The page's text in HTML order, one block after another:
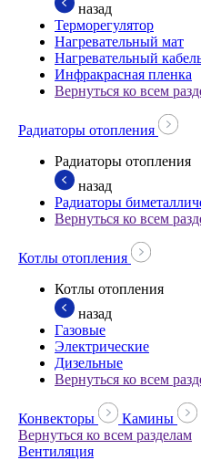
назад
Терморегулятор
Нагревательный мат
Нагревательный
Инфракрасная пленка
Вернуться ко всем
Радиаторы отопления
Радиаторы отопления
назад
Радиаторы
Вернуться ко всем
Котлы отопления
Котлы отопления
назад
Газовые
Электрические
Дизельные
Вернуться ко всем
Конвекторы
Камины
Вернуться ко всем разделам
Вентиляция